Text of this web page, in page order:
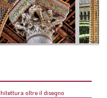
oltre il disegno